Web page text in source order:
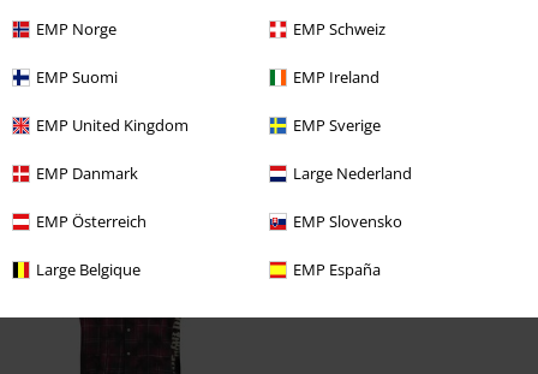
EMP Norge EMP Schweiz
EMP Suomi EMP Ireland
EMP United Kingdom EMP Sverige
EMP Danmark Large Nederland
EMP Österreich EMP Slovensko
Large Belgique EMP España
Última visita